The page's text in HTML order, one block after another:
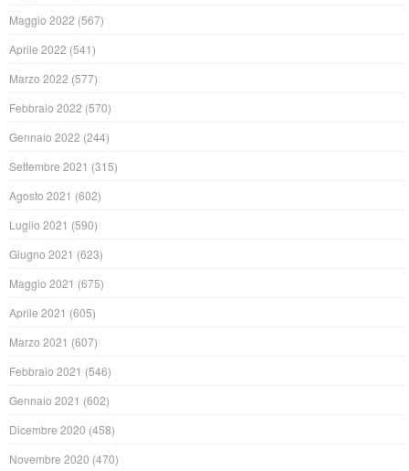
Maggio 2022 (567)
Aprile 2022 (541)
Marzo 2022 (577)
Febbraio 2022 (570)
Gennaio 2022 (244)
Settembre 2021 (315)
Agosto 2021 (602)
Luglio 2021 (590)
Giugno 2021 (623)
Maggio 2021 (675)
Aprile 2021 (605)
Marzo 2021 (607)
Febbraio 2021 (546)
Gennaio 2021 (602)
Dicembre 2020 (458)
Novembre 2020 (470)